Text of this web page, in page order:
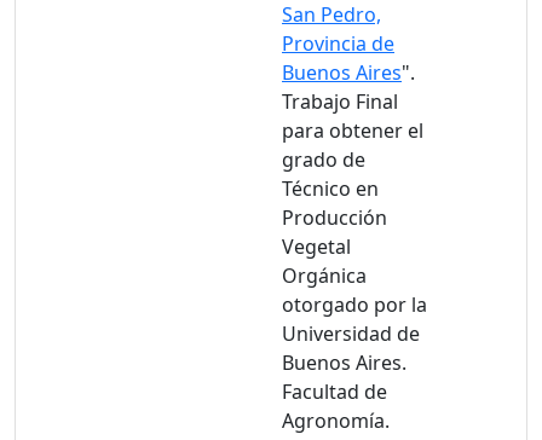
San Pedro,
Provincia de
Buenos Aires".
Trabajo Final
para obtener el
grado de
Técnico en
Producción
Vegetal
Orgánica
otorgado por la
Universidad de
Buenos Aires.
Facultad de
Agronomía.